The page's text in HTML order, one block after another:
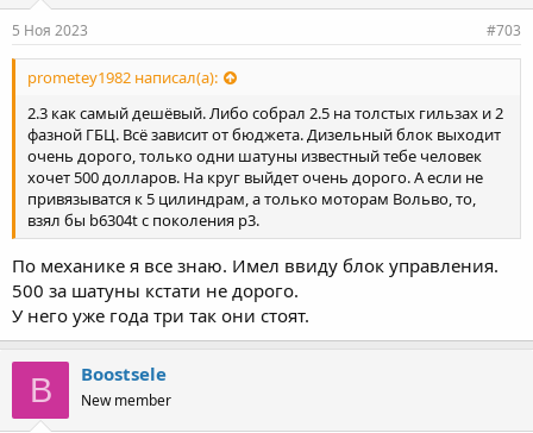
5 Ноя 2023 #703
prometey1982 написал(а):
2.3 как самый дешёвый. Либо собрал 2.5 на толстых гильзах и 2
фазной ГБЦ. Всё зависит от бюджета. Дизельный блок выходит
очень дорого, только одни шатуны известный тебе человек
хочет 500 долларов. На круг выйдет очень дорого. А если не
привязыватся к 5 цилиндрам, а только моторам Вольво, то,
взял бы b6304t с поколения p3.
По механике я все знаю. Имел ввиду блок управления.
500 за шатуны кстати не дорого.
У него уже года три так они стоят.
B Boostsele
New member